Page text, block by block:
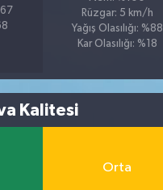
Rüzgar: 5 km/h
Yağış Olasılığı: %88
Kar Olasılığı: %18
Kalitesi
Orta